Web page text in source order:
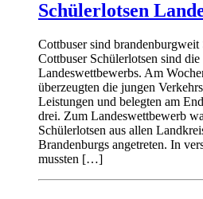
Schülerlotsen
Cottbuser sind
Cottbuser Schülerlotsen sind
Landeswettbewerbs. Am
überzeugten die jungen
Leistungen und belegten am
drei. Zum Landeswettbewerb
Schülerlotsen aus allen
Brandenburgs angetreten. In
mussten […]